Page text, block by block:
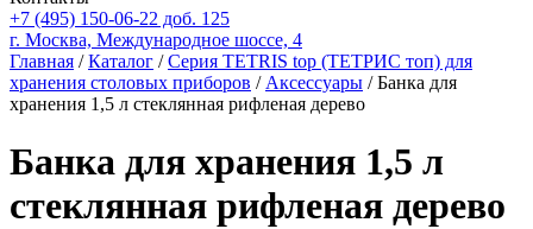
+7 (495) 150-06-22 доб. 125
г. Москва, Международное шоссе, 4
Главная /Каталог /Серия TETRIS top (ТЕТРИС топ) для
хранения столовых приборов / Аксессуары / Банка для
хранения 1,5 л стеклянная рифленая дерево
Банка для хранения 1,5 л
стеклянная рифленая дерево